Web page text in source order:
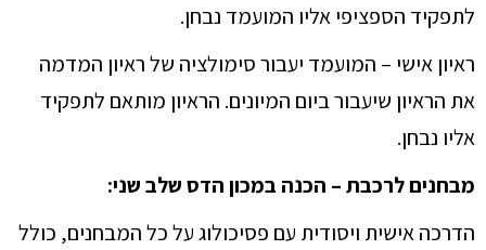
לתפקיד הספציפי אליו המועמד נבחן.
ראיון אישי – המועמד יעבור סימולציה של ראיון המדמה
את הראיון שיעבור ביום המיונים. הראיון מותאם לתפקיד
אליו נבחן.
מבחנים לרכבת – הכנה במכון הדס שלב שני:
הדרכה אישית ויסודית עם פסיכולוג על כל המבחנים, כולל